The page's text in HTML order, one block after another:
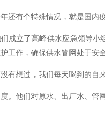
还有个特殊情况，就是国
成立了高峰供水应急领导
工作，确保供水管网处于安全
有想过，我们每天喝到的自
。他们对原水、出厂水、